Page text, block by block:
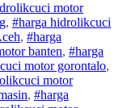
cuci motor
, #harga hidrolikcuci
, #harga
banten, #harga
cuci motorgorontalo,
cuci motor
, #harga